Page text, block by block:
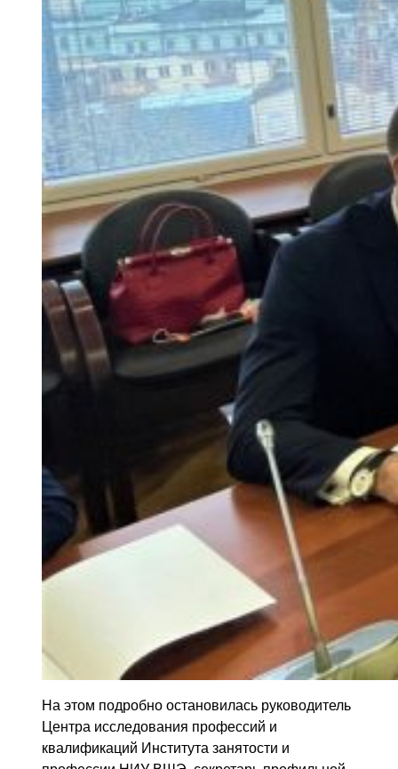
На этом подробно остановилась руководитель
Центра исследования профессий и
квалификаций Института занятости и